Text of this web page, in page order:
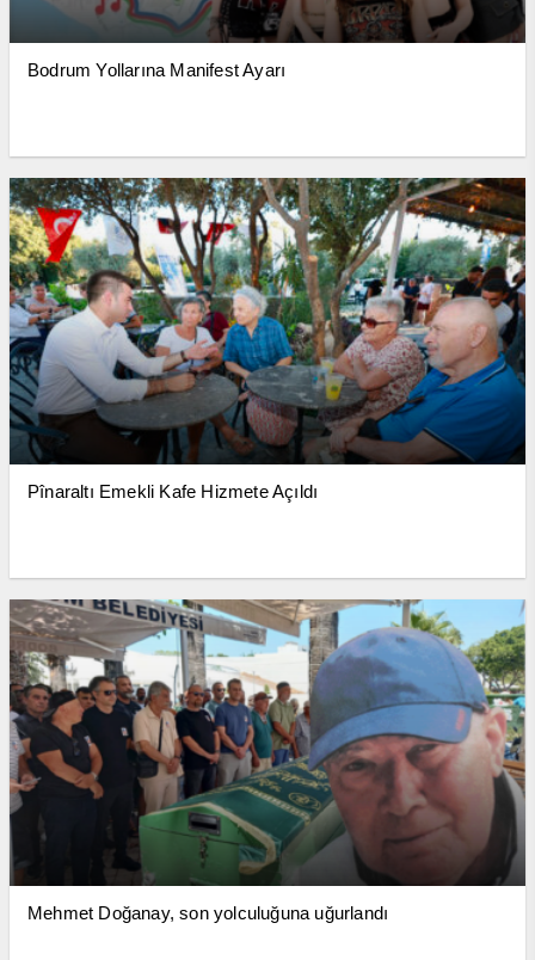
Bodrum Yollarına Manifest Ayarı
Pînaraltı Emekli Kafe Hizmete Açıldı
Mehmet Doğanay, son yolculuğuna uğurlandı